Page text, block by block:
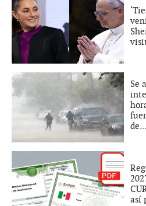
Se
de...
así